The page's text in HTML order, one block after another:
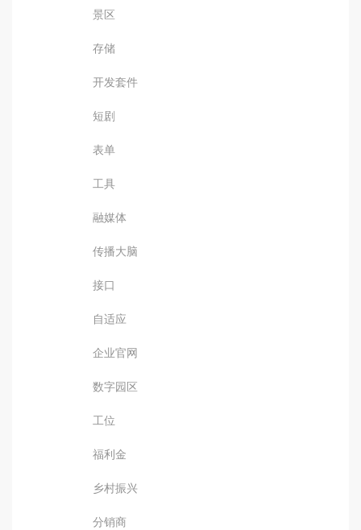
景区
存储
开发套件
短剧
表单
工具
融媒体
传播大脑
接口
自适应
企业官网
数字园区
工位
福利金
乡村振兴
分销商